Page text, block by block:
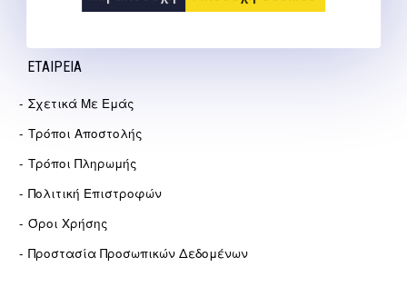
ΕΤΑΙΡΕΊΑ
Σχετικά Με Εμάς
Τρόποι Αποστολής
Τρόποι Πληρωμής
Πολιτική Επιστροφών
Όροι Χρήσης
Προστασία Προσωπικών Δεδομένων